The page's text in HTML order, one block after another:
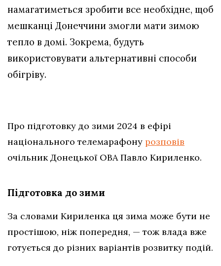
намагатиметься зробити все необхідне, щоб
мешканці Донеччини змогли мати зимою
тепло в домі. Зокрема, будуть
використовувати альтернативні способи
обігріву.
Про підготовку до зими 2024 в ефірі
національного телемарафону розповів
очільник Донецької ОВА Павло Кириленко.
Підготовка до зими
За словами Кириленка ця зима може бути не
простішою, ніж попередня, — тож влада вже
готується до різних варіантів розвитку подій.